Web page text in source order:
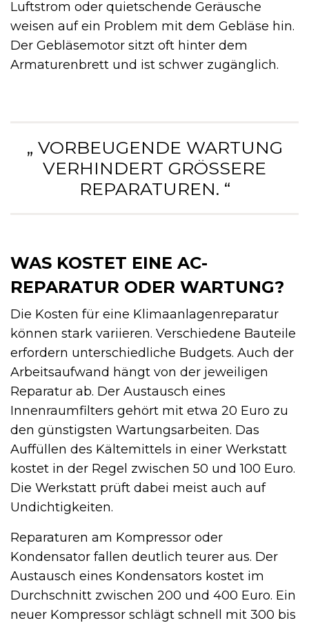
Luftstrom oder quietschende Geräusche
weisen auf ein Problem mit dem Gebläse hin.
Der Gebläsemotor sitzt oft hinter dem
Armaturenbrett und ist schwer zugänglich.
„ VORBEUGENDE WARTUNG
VERHINDERT GRÖSSERE R
EPARATUREN. “
WAS KOSTET EINE AC-
REPARATUR ODER WARTUNG?
Die Kosten für eine Klimaanlagenreparatur
können stark variieren. Verschiedene Bauteile
erfordern unterschiedliche Budgets. Auch der
Arbeitsaufwand hängt von der jeweiligen
Reparatur ab. Der Austausch eines
Innenraumfilters gehört mit etwa 20 Euro zu
den günstigsten Wartungsarbeiten. Das
Auffüllen des Kältemittels in einer Werkstatt
kostet in der Regel zwischen 50 und 100 Euro.
Die Werkstatt prüft dabei meist auch auf
Undichtigkeiten.
Reparaturen am Kompressor oder
Kondensator fallen deutlich teurer aus. Der
Austausch eines Kondensators kostet im
Durchschnitt zwischen 200 und 400 Euro. Ein
neuer Kompressor schlägt schnell mit 300 bis